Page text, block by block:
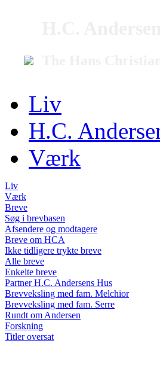
Liv
H.C.
Værk
Liv
Værk
Breve
Søg i brevbasen
Afsendere og modtagere
Breve om HCA
Ikke tidligere trykte breve
Alle breve
Enkelte breve
Partner H.C. Andersens Hus
Brevveksling med fam. Melchior
Brevveksling med fam. Serre
Rundt om Andersen
Forskning
Titler oversat